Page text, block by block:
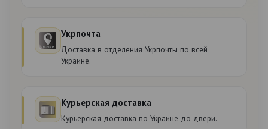
Укрпочта
Доставка в отделения Укрпочты по всей
Украине.
Курьерская доставка
Курьерская доставка по Украине до двери.